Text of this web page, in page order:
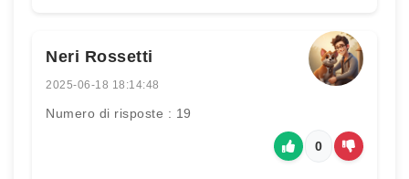
Neri Rossetti
2025-06-18 18:14:48
Numero di risposte : 19
0